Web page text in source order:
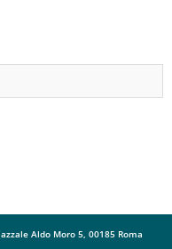
Aldo Moro 5, 00185 Roma